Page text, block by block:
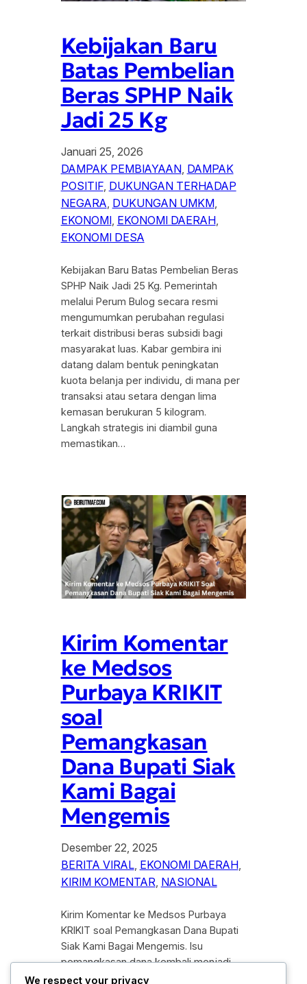
Kebijakan Baru
Batas Pembelian
Beras SPHP Naik
Jadi 25 Kg
Januari 25, 2026
DAMPAK PEMBIAYAAN, DAMPAK
POSITIF, DUKUNGAN TERHADAP
NEGARA, DUKUNGAN UMKM
EKONOMI, EKONOMI DAERAH
EKONOMI DESA
Kebijakan Baru Batas Pembelian Beras
SPHP Naik Jadi 25 Kg. Pemerintah
melalui Perum Bulog secara resmi
mengumumkan perubahan regulasi
terkait distribusi beras subsidi bagi
masyarakat luas. Kabar gembira ini
datang dalam bentuk peningkatan
kuota belanja per individu, di mana per
transaksi atau setara dengan lima
kemasan berukuran 5 kilogram.
Langkah strategis ini diambil guna
memastikan…
Kirim Komentar
ke Medsos
Purbaya KRIKIT
soal
Pemangkasan
Dana Bupati Siak
Kami Bagai
Mengemis
Desember 22, 2025
BERITA VIRAL, EKONOMI DAERAH
KIRIM KOMENTAR NASIONAL
Kirim Komentar ke Medsos Purbaya
KRIKIT soal Pemangkasan Dana Bupati
Siak Kami Bagai Mengemis. Isu
pemangkasan dana kembali menjadi
sorotan publik setelah Bupati Siak
We respect your privacy